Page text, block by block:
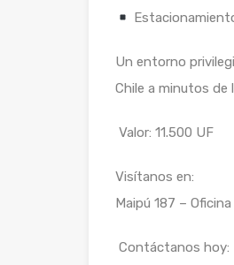
Un entorno
Chile a minutos de
Valor: 11.500 UF
Visítanos en:
Maipú 187 –
Contáctanos hoy: